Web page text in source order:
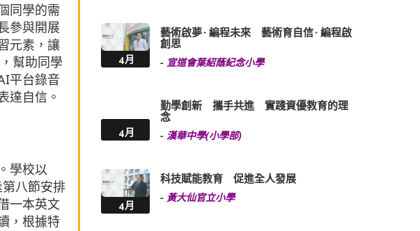
同學的需
參與開展
元素，讓
幫助同學
平台錄音
達自信。
學校以
八節安排
一本英文
，根據特
4月
藝術啟夢 · 編程未來 藝術育自信 · 編程啟
創思
- 宣道會葉紹蔭紀念小學
4月
勤學創新 攜手共進 實踐資優教育的理
念
- 漢華中學(小學部)
4月
科技賦能教育 促進全人發展
-黃大仙官立小學